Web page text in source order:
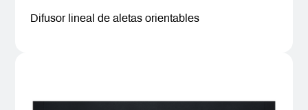
Difusor lineal de aletas orientables